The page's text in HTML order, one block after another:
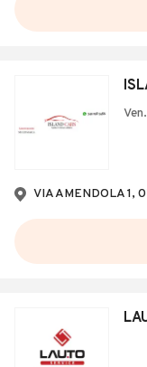
VIA AMENDOLA 1,